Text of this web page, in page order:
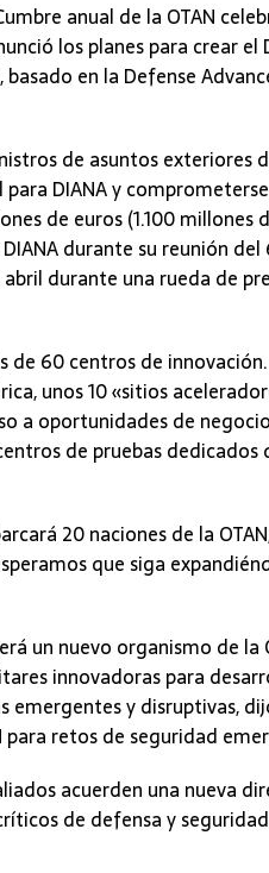
anual de la OTAN
los planes para crear
en la Defense
de asuntos exteriores
DIANA y
de euros (1.100 millones
durante su reunión del
durante una rueda de
de 60 centros de
unos 10 «sitios
a oportunidades de
de pruebas
20 naciones de la
que siga
un nuevo organismo de la
innovadoras para
emergentes y disruptivas,
retos de seguridad
acuerden una nueva
de defensa y